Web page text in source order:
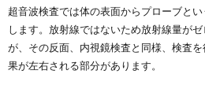
超音波検査では体の表面からプローブと
します。放射線ではないため放射線量が
が、その反面、内視鏡検査と同様、検査
果が左右される部分があります。